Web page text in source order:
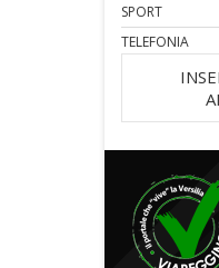
SPORT
TELEFONIA